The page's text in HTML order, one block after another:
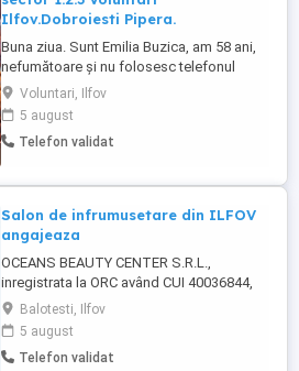
Ilfov.Dobroiesti Pipera.
Buna ziua. Sunt Emilia Buzica, am 58 ani,
nefumătoare și nu folosesc telefonul
mobil decât la urgență. Fost cadru
didactic 25 ani și de 8 ani ofer servicii de
bona. Ptr detalii contactați,_ma. . Începere
15 august 2026.
Voluntari, Ilfov
5 august
Telefon validat
Salon de infrumusetare din ILFOV
angajeaza
OCEANS BEAUTY CENTER S.R.L.,
inregistrata la ORC având CUI 40036844,
J2 , cu sediul in Strada Broscari, Nr. 75, Et.
Parter, Ap. Cam.1, Balotești, Județ Ilfov,
angajeaza 2 persoane cosmetician si o
femeie de serviciu. Salariu peste medie,
Balotesti, Ilfov
5 august
Telefon validat